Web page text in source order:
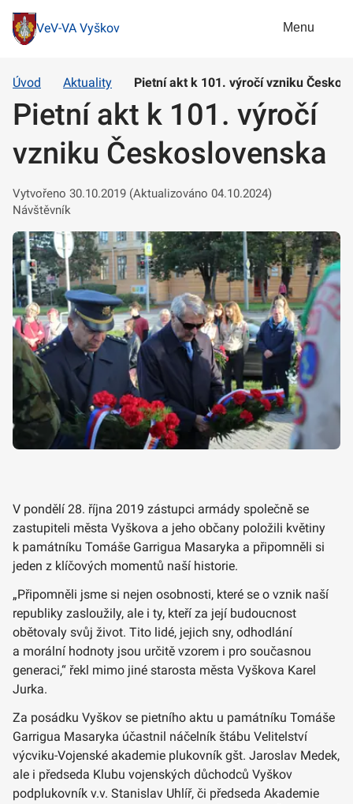
VeV-VA Vyškov Menu
Úvod Aktuality Pietní akt k 101. výročí vzniku
Pietní akt k 101. výročí
vzniku Československa
Vytvořeno 30.10.2019 (Aktualizováno 04.10.2024)
Návštěvník
V pondělí 28. října 2019 zástupci armády společně se
zastupiteli města Vyškova a jeho občany položili květiny
k památníku Tomáše Garrigua Masaryka a připomněli si
jeden z klíčových momentů naší historie.
„Připomněli jsme si nejen osobnosti, které se o vznik naší
republiky zasloužily, ale i ty, kteří za její budoucnost
obětovaly svůj život. Tito lidé, jejich sny, odhodlání
a morální hodnoty jsou určitě vzorem i pro současnou
generaci,“ řekl mimo jiné starosta města Vyškova Karel
Jurka.
Za posádku Vyškov se pietního aktu u památníku Tomáše
Garrigua Masaryka účastnil náčelník štábu Velitelství
výcviku-Vojenské akademie plukovník gšt. Jaroslav Medek,
ale i předseda Klubu vojenských důchodců Vyškov
podplukovník v.v. Stanislav Uhlíř, či předseda Akademie